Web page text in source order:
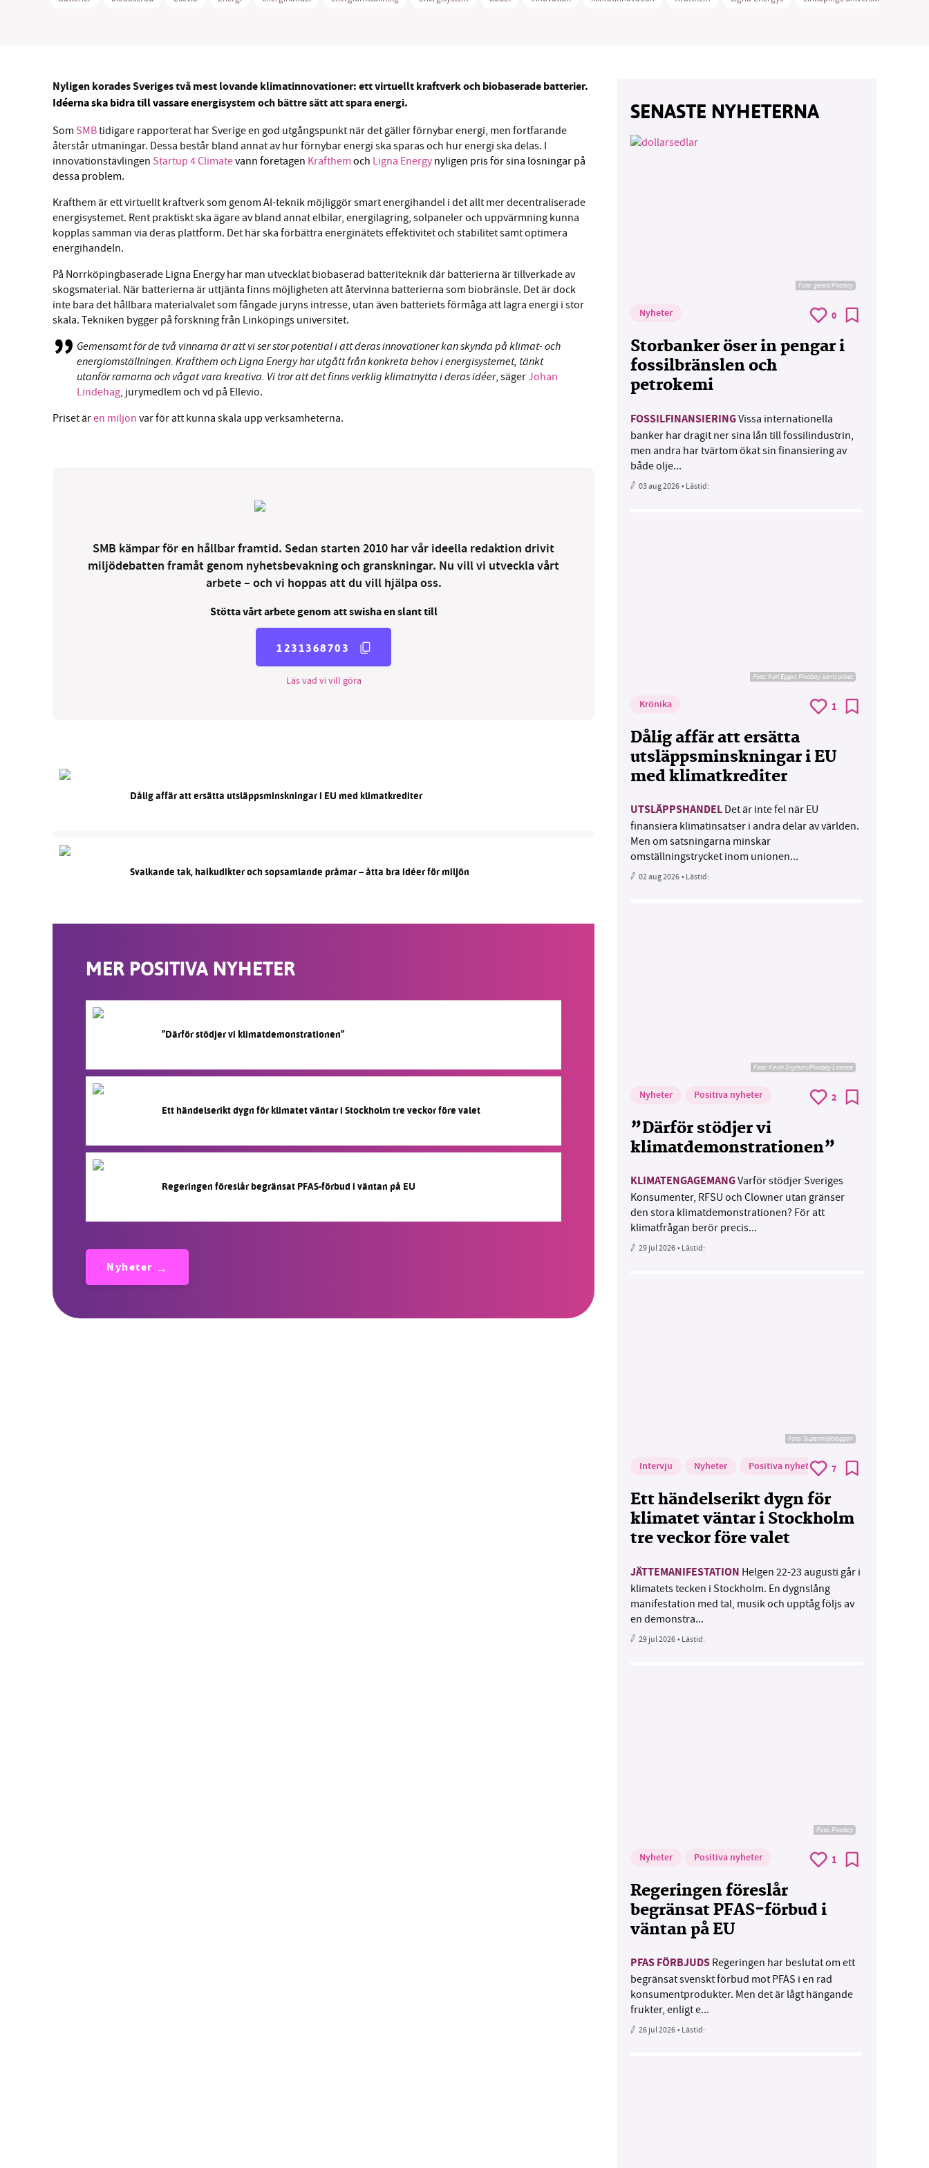
Nyligen korades Sveriges två mest lovande klimatinnovationer: ett virtuellt kraftverk och biobaserade batterier.
Idéerna ska bidra till vassareenergisystem och bättre sätt att spara energi.
Som SMBtidigare rapporterat har Sverige en god utgångspunkt när det gäller förnybar energi, men fortfarande
återstår utmaningar. Dessa består bland annat av hur förnybar energi ska sparas och hur energi ska delas. I
innovationstävlingen Startup 4 Climatevann företagen Krafthem och Ligna Energy nyligen pris för sina lösningar på
dessa problem.
Krafthem är ett virtuellt kraftverk som genom AI-teknik möjliggör smart energihandel i det allt mer decentraliserade
energisystemet. Rent praktiskt ska ägare av bland annat elbilar, energilagring, solpaneler och uppvärmning kunna
kopplas samman via deras plattform. Det här ska förbättra energinätets effektivitet och stabilitet samt optimera
energihandeln.
På Norrköpingbaserade Ligna Energy har man utvecklat biobaserad batteriteknik där batterierna är tillverkade av
skogsmaterial. När batterierna är uttjänta finns möjligheten att återvinna batterierna som biobränsle. Det är dock
inte bara det hållbara materialvalet som fångade juryns intresse, utan även batteriets förmåga att lagra energi i stor
skala. Tekniken bygger på forskning från Linköpings universitet.
Gemensamt för de två vinnarna är att vi ser stor potential i att deras innovationer kan skynda på klimat- och
energiomställningen. Krafthem och Ligna Energy har utgått från konkreta behov i energisystemet, tänkt
utanför ramarna och vågat vara kreativa. Vi tror att det finns verklig klimatnytta i deras idéer, sägerJohan
Lindehag, jurymedlem och vd på Ellevio.
Priset ären miljon var för att kunna skala upp verksamheterna.
SMB kämpar för en hållbar framtid. Sedan starten 2010 har vår ideella redaktion drivit
miljödebatten framåt genom nyhetsbevakning och granskningar. Nu vill vi utveckla vårt
arbete – och vi hoppas att du vill hjälpa oss.
Stötta vårt arbete genom att swisha en slant till
1231368703
Läs vad vi vill göra
Dålig affär att ersätta utsläppsminskningar i EU med klimatkrediter
Svalkande tak, haikudikter och sopsamlande pråmar – åtta bra idéer för miljön
MER POSITIVA NYHETER
”Därför stödjer vi klimatdemonstrationen”
Ett händelserikt dygn för klimatet väntar i Stockholm tre veckor före valet
Regeringen föreslår begränsat PFAS-förbud i väntan på EU
Nyheter
SENASTE NYHETERNA
Foto:geralt/Pixabay
Nyheter 0
Storbanker öser in pengar i
fossilbränslen och
petrokemi
FOSSILFINANSIERINGVissa internationella
banker har dragit ner sina lån till fossilindustrin,
men andra har tvärtom ökat sin finansiering av
både olje...
03 aug 2026• Lästid:
Foto: Karl Egger, Pixabay, samt privat
Krönika 1
Dålig affär att ersätta
utsläppsminskningar i EU
med klimatkrediter
UTSLÄPPSHANDEL Det är inte fel när EU
finansiera klimatinsatser i andra delar av världen.
Men om satsningarna minskar
omställningstrycket inom unionen...
02 aug 2026• Lästid:
Foto:Kevin Snyman/Pixabay Licence
Nyheter Positiva nyheter 2
”Därför stödjer vi
klimatdemonstrationen”
KLIMATENGAGEMANGVarför stödjer Sveriges
Konsumenter, RFSU och Clowner utan gränser
den stora klimatdemonstrationen? För att
klimatfrågan berör precis...
29 jul 2026• Lästid:
Foto: Supermijöbloggen
Intervju Nyheter Positiva nyheter 7
Ett händelserikt dygn för
klimatet väntar i Stockholm
tre veckor före valet
JÄTTEMANIFESTATION Helgen 22-23 augusti går i
klimatets tecken i Stockholm. En dygnslång
manifestation med tal, musik och upptåg följs av
en demonstra...
29 jul 2026• Lästid:
Foto:Pixabay
Nyheter Positiva nyheter 1
Regeringen föreslår
begränsat PFAS-förbud i
väntan på EU
PFAS FÖRBJUDS Regeringen har beslutat om ett
begränsat svenskt förbud mot PFAS i en rad
konsumentprodukter. Men det är lågt hängande
frukter, enligt e...
26 jul 2026• Lästid:
1231368703